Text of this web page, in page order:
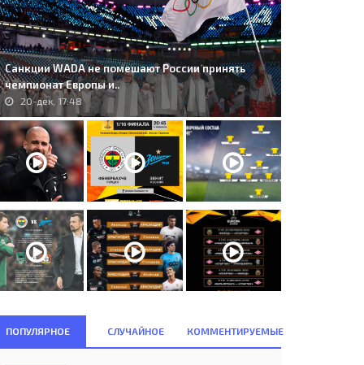
Санкции WADA не помешают России принять
чемпионат Европы и..
20-дек, 17:48
ПОПУЛЯРНОЕ СЛУЧАЙНОЕ КОММЕНТИРУЕМЫЕ